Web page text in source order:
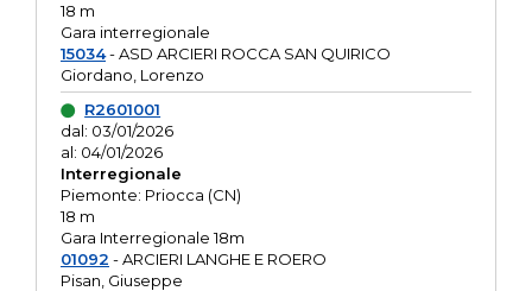
18 m
Gara interregionale
15034- ASD ARCIERI ROCCA SAN QUIRICO
Giordano, Lorenzo
R2601001
dal: 03/01/2026
al: 04/01/2026
Interregionale
Piemonte: Priocca (CN)
18 m
Gara Interregionale 18m
01092 - ARCIERI LANGHE E ROERO
Pisan, Giuseppe